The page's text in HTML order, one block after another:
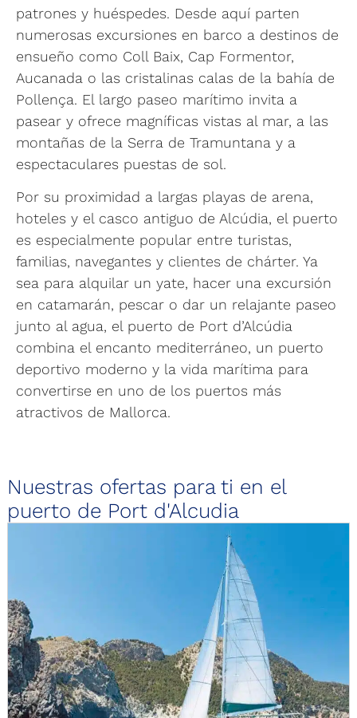
patrones y huéspedes. Desde aquí parten
numerosas excursiones en barco a destinos de
ensueño como Coll Baix, Cap Formentor,
Aucanada o las cristalinas calas de la bahía de
Pollença. El largo paseo marítimo invita a
pasear y ofrece magníficas vistas al mar, a las
montañas de la Serra de Tramuntana y a
espectaculares puestas de sol.
Por su proximidad a largas playas de arena,
hoteles y el casco antiguo de Alcúdia, el puerto
es especialmente popular entre turistas,
familias, navegantes y clientes de chárter. Ya
sea para alquilar un yate, hacer una excursión
en catamarán, pescar o dar un relajante paseo
junto al agua, el puerto de Port d’Alcúdia
combina el encanto mediterráneo, un puerto
deportivo moderno y la vida marítima para
convertirse en uno de los puertos más
atractivos de Mallorca.
Nuestras ofertas para ti en el
puerto de Port d'Alcudia